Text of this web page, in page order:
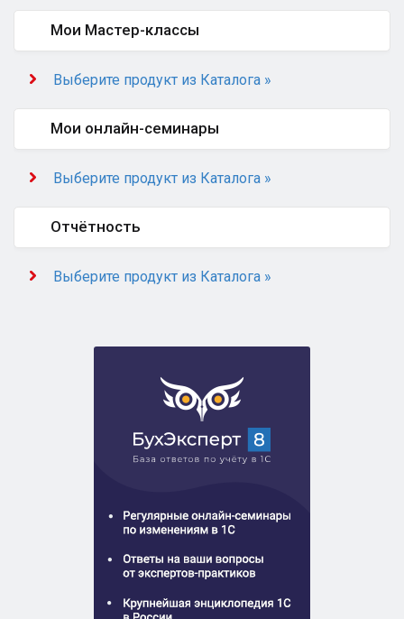
Мои Мастер-классы
Выберите продукт из Каталога »
Мои онлайн-семинары
Выберите продукт из Каталога »
Отчётность
Выберите продукт из Каталога »